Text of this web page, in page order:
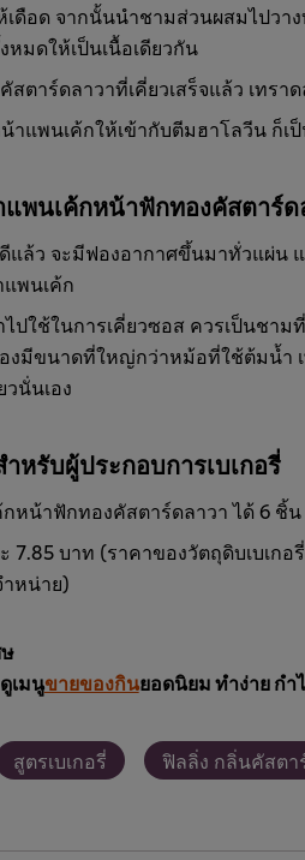
ดือด จากนั้นนำชามส่วนผสมไปวา
หมดให้เป็นเนื้อเดียวกัน
ตาร์ดลาวาที่เคี่ยวเสร็จแล้ว เทรา
าแพนเค้กให้เข้ากับตีมฮาโลวีน ก็เ
แพนเค้กหน้าฟักทองคัสตาร์ด
แล้ว จะมีฟองอากาศขึ้นมาทั่วแผ่น
พนเค้ก
ปใช้ในการเคี่ยวซอส ควรเป็นช
งมีขนาดที่ใหญ่กว่าหม้อที่ใช้ต้มน้ำ
นั่นเอง
หรับผู้ประกอบการเบเกอรี่
หน้าฟักทองคัสตาร์ดลาวา ได้ 6 ชิ้
7.85 บาท (ราคาของวัตถุดิบเบเก
หน่าย)
เมนูขายของกินยอดนิยม ทำง่าย กำ
สูตรเบเกอรี่ ฟิลลิ่ง กลิ่นคัสตา